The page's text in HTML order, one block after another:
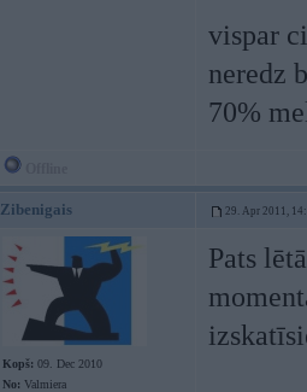
vispar
neredz
70%
Zibenigais 29. Apr 2011,
Kopš: 09. Dec 2010
No: Valmiera
Pats